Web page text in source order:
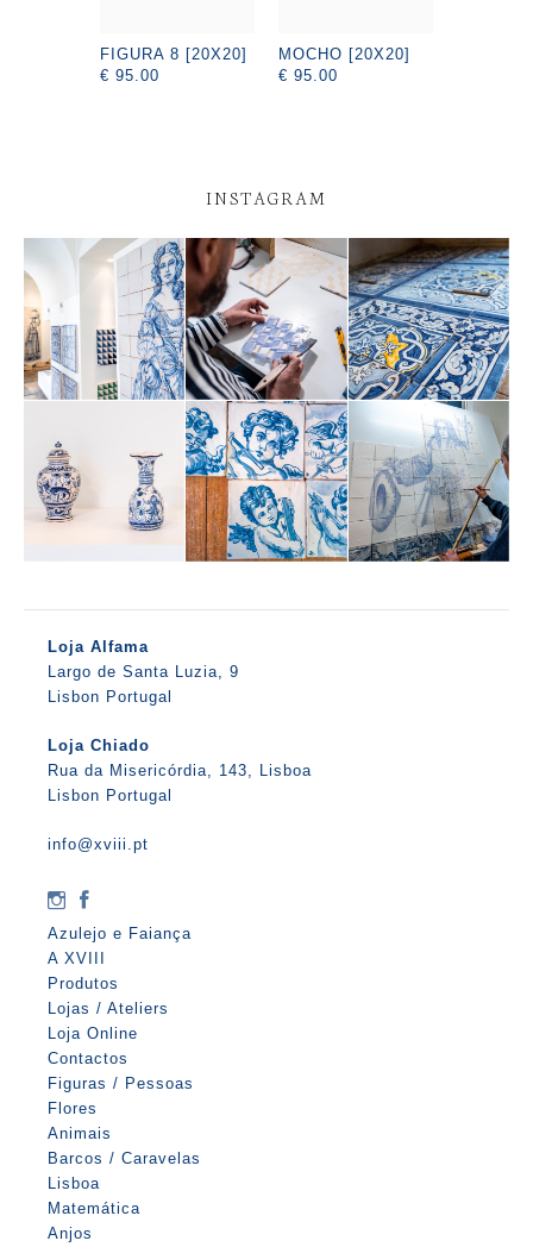
FIGURA 8 [20X20]
€ 95.00
MOCHO [20X20]
€ 95.00
INSTAGRAM
Loja Alfama
Largo de Santa Luzia, 9
Lisbon Portugal
Loja Chiado
Rua da Misericórdia, 143, Lisboa
Lisbon Portugal
info@xviii.pt
Azulejo e Faiança
A XVIII
Produtos
Lojas / Ateliers
Loja Online
Contactos
Figuras / Pessoas
Flores
Animais
Barcos / Caravelas
Lisboa
Matemática
Anjos